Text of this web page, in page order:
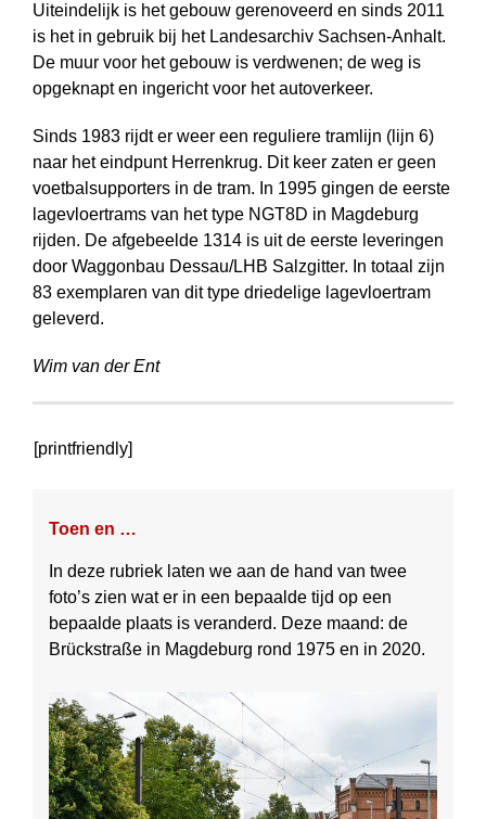
Uiteindelijk is het gebouw gerenoveerd en sinds 2011
is het in gebruik bij het Landesarchiv Sachsen-Anhalt.
De muur voor het gebouw is verdwenen; de weg is
opgeknapt en ingericht voor het autoverkeer.
Sinds 1983 rijdt er weer een reguliere tramlijn (lijn 6)
naar het eindpunt Herren­krug. Dit keer zaten er geen
voetbalsupporters in de tram. In 1995 gingen de eerste
lagevloertrams van het type NGT8D in Magdeburg
rijden. De afgebeelde 1314 is uit de eerste leveringen
door Waggonbau Dessau/LHB Salzgitter. In totaal zijn
83 exemplaren van dit type driedelige lagevloertram
geleverd.
Wim van der Ent
[printfriendly]
Toen en …
In deze rubriek laten we aan de hand van twee
foto’s zien wat er in een bepaalde tijd op een
bepaalde plaats is veranderd. Deze maand: de
Brückstraße in Magdeburg rond 1975 en in 2020.